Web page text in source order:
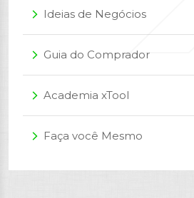
arrow_forward_ios Ideias de Negócios
arrow_forward_ios Guia do Comprador
arrow_forward_ios Academia xTool
arrow_forward_ios Faça você Mesmo